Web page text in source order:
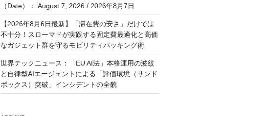
（Date）： August 7, 2026 / 2026年8月7日
【2026年8月6日最新】「滞在費の安さ」だけでは
不十分！スローマドが実践する固定費最適化と高価
なガジェット群を守るモビリティパッキング術
世界テックニュース：「EU AI法」本格運用の波紋
と自律型AIエージェントによる「評価環境（サンド
ボックス）突破」インシデントの全貌